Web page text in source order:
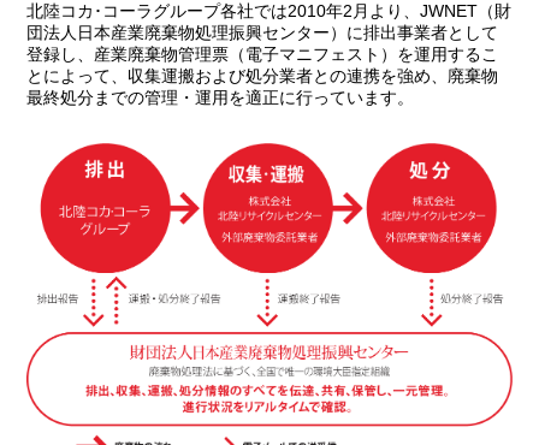
北陸コカ･コーラグループ各社では2010年2月より、JWNET（財
団法人日本産業廃棄物処理振興センター）に排出事業者として
登録し、産業廃棄物管理票（電子マニフェスト）を運用するこ
とによって、収集運搬および処分業者との連携を強め、廃棄物
最終処分までの管理・運用を適正に行っています。